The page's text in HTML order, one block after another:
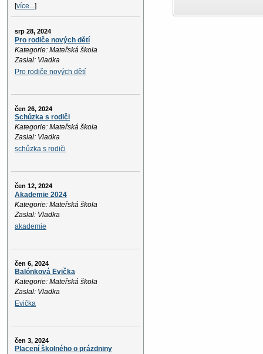
[více...]
srp 28, 2024
Pro rodiče nových dětí
Kategorie: Mateřská škola
Zaslal: Vladka
Pro rodiče nových dětí
čen 26, 2024
Schůzka s rodiči
Kategorie: Mateřská škola
Zaslal: Vladka
schůzka s rodiči
čen 12, 2024
Akademie 2024
Kategorie: Mateřská škola
Zaslal: Vladka
akademie
čen 6, 2024
Balónková Evička
Kategorie: Mateřská škola
Zaslal: Vladka
Evička
čen 3, 2024
Placení školného o prázdniny